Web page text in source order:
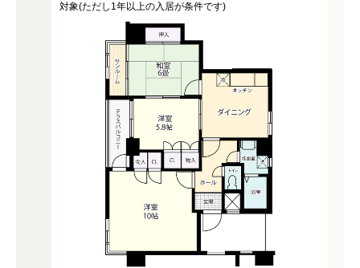
対象(ただし1年以上の入居が条件です)